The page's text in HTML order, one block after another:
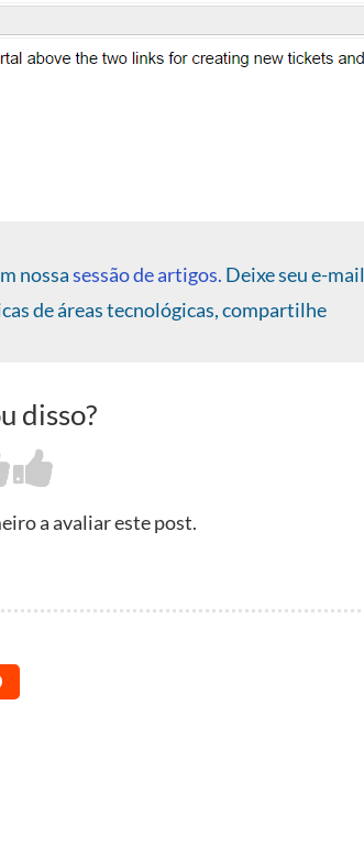
nossasessão de artigos. Deixe seu e-mail
de áreas tecnológicas, compartilhe
disso?
a avaliar este post.